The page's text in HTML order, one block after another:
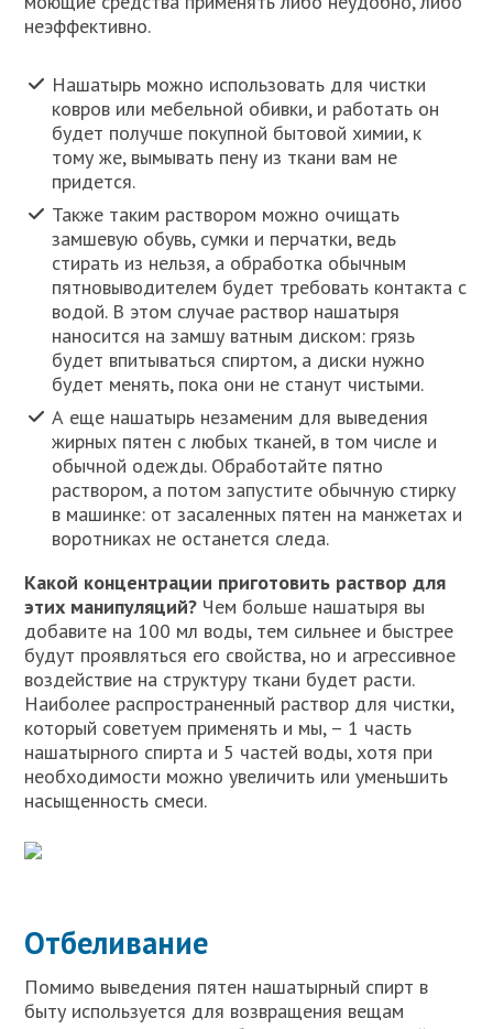
неэффективно.
Нашатырь можно использовать для чистки
ковров или мебельной обивки, и работать он
будет получше покупной бытовой химии, к
тому же, вымывать пену из ткани вам не
придется.
Также таким раствором можно очищать
замшевую обувь, сумки и перчатки, ведь
стирать из нельзя, а обработка обычным
пятновыводителем будет требовать контакта с
водой. В этом случае раствор нашатыря
наносится на замшу ватным диском: грязь
будет впитываться спиртом, а диски нужно
будет менять, пока они не станут чистыми.
А еще нашатырь незаменим для выведения
жирных пятен с любых тканей, в том числе и
обычной одежды. Обработайте пятно
раствором, а потом запустите обычную стирку
в машинке: от засаленных пятен на манжетах и
воротниках не останется следа.
Какой концентрации приготовить раствор для
этих манипуляций? Чем больше нашатыря вы
добавите на 100 мл воды, тем сильнее и быстрее
будут проявляться его свойства, но и агрессивное
воздействие на структуру ткани будет расти.
Наиболее распространенный раствор для чистки,
который советуем применять и мы, – 1 часть
нашатырного спирта и 5 частей воды, хотя при
необходимости можно увеличить или уменьшить
насыщенность смеси.
Отбеливание
Помимо выведения пятен нашатырный спирт в
быту используется для возвращения вещам